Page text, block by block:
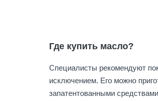
Где купить масло?
Специалисты рекомендуют
исключением. Его можно
запатентованными